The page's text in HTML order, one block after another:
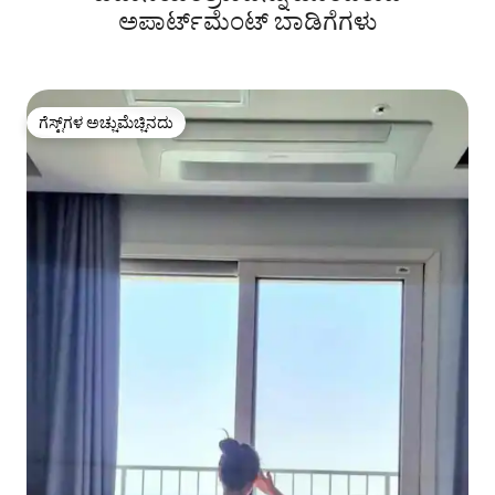
ಅಪಾರ್ಟ್‌ಮೆಂಟ್‌ ಬಾಡಿಗೆಗಳು
ಗೆಸ್ಟ್‌ಗಳ ಅಚ್ಚುಮೆಚ್ಚಿನದು
ಗೆಸ್ಟ್‌ಗಳ ಅಚ್ಚುಮೆಚ್ಚಿನದು